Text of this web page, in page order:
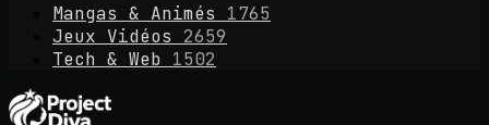
Mangas & Animés
1765
Jeux Vidéos
2659
Tech & Web 1502